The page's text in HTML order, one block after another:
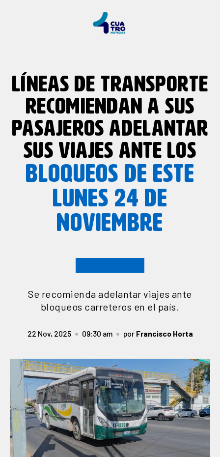
LÍNEAS DE TRANSPORTE
RECOMIENDAN A SUS
PASAJEROS ADELANTAR
SUS VIAJES ANTE LOS
BLOQUEOS DE ESTE
LUNES 24 DE
NOVIEMBRE
Se recomienda adelantar viajes ante
bloqueos carreteros en el país.
22 Nov, 2025 09:30 am por Francisco Horta